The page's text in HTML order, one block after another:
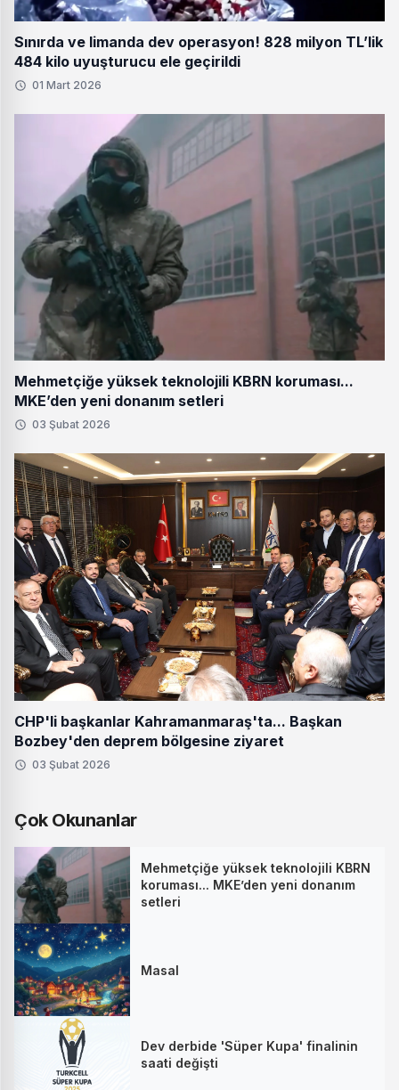
Sınırda ve limanda dev operasyon! 828 milyon TL’lik
484 kilo uyuşturucu ele geçirildi
01 Mart 2026
Mehmetçiğe yüksek teknolojili KBRN koruması...
MKE’den yeni donanım setleri
03 Şubat 2026
CHP'li başkanlar Kahramanmaraş'ta... Başkan
Bozbey'den deprem bölgesine ziyaret
03 Şubat 2026
Çok Okunanlar
Mehmetçiğe yüksek teknolojili KBRN
koruması... MKE’den yeni donanım
setleri
Masal
Dev derbide 'Süper Kupa' finalinin
saati değişti